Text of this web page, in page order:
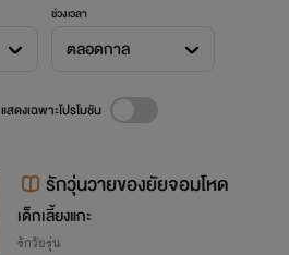
ช่วงเวลา
ตลอดกาล
แสดงเฉพาะโปรโมชัน
รักวุ่นวายของยัยจอมโหด
เด็กเลี้ยงแกะ
รักวัยรุ่น